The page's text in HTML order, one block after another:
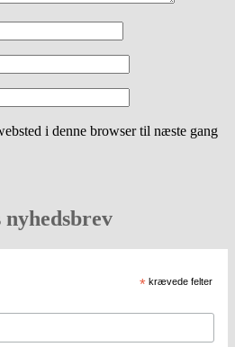
i denne browser til næste gang
* krævede felter